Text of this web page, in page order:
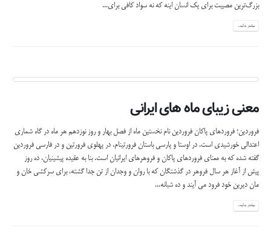
بزرگ‌ترین مصیبت برای یک انسان اینه که نه سواد کافی برای...
بیشتر بدانید...
معنی زیبای ماه های ایرانی
فروردین؛ فروردهای پاکان فروردین نام نخستین ماه از فصل بهار و روز نوزدهم هر ماه در گاه شماری
اعتدالی خورشیدی است. در اوستا و پارسی باستان فرورتینام، در پهلوی فرورتین و در فارسی فروردین
گفته شده که به معنای فروردهای پاکان و فروهرهای ایرانیان است. بنا به عقیده پیشینیان، ده روز
پیش از آغاز هر سال فروهر در گذشتگان که با روان و وجدان از تن جدا گشته، برای سرکشی خان و
مان دیرین خود فرود می آیند و ده شبانه...
بیشتر بدانید...